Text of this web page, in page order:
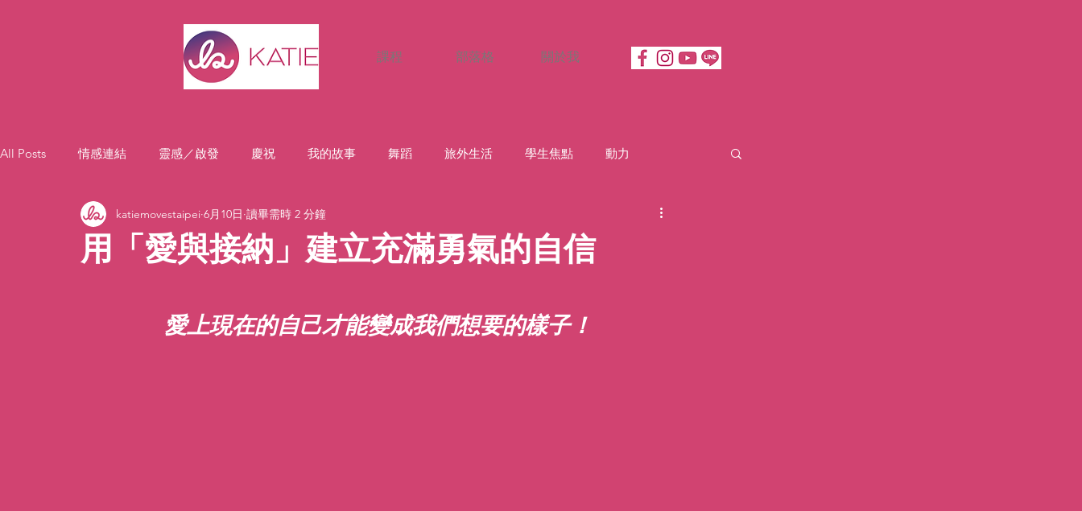
課程 部落格 關於我
All Posts 情感連結 靈感／啟發 慶祝 我的故事 舞蹈 旅外生活 學生焦點 動力
用「愛與接納」建立充滿勇氣的自信
katiemovestaipei 6月10日 讀畢需時 2 分鐘
愛上現在的自己才能變成我們想要的樣子！